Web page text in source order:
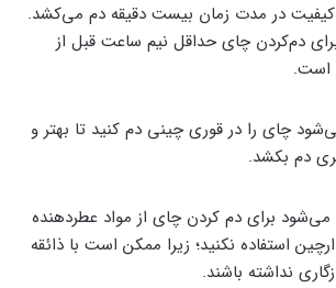
در مدت زمان بیست دقیقه دم ‌می‌کشد.
دم‌کردن چای حداقل نیم‌ ساعت قبل از
است.
چای را در قوری چینی دم کنید تا بهتر و
دم بکشد.
‌می‌شود برای دم‌ کردن چای از مواد عطردهنده
استفاده نکنید؛ زیرا ممکن است با ذائقه
نداشته باشند.